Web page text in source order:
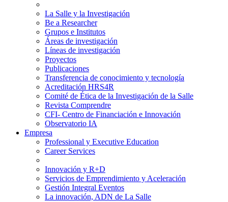
La Salle y la Investigación
Be a Researcher
Grupos e Institutos
Áreas de investigación
Líneas de investigación
Proyectos
Publicaciones
Transferencia de conocimiento y tecnología
Acreditación HRS4R
Comité de Ética de la Investigación de la Salle
Revista Comprendre
CFI- Centro de Financiación e Innovación
Observatorio IA
Empresa
Professional y Executive Education
Career Services
Innovación y R+D
Servicios de Emprendimiento y Aceleración
Gestión Integral Eventos
La innovación, ADN de La Salle